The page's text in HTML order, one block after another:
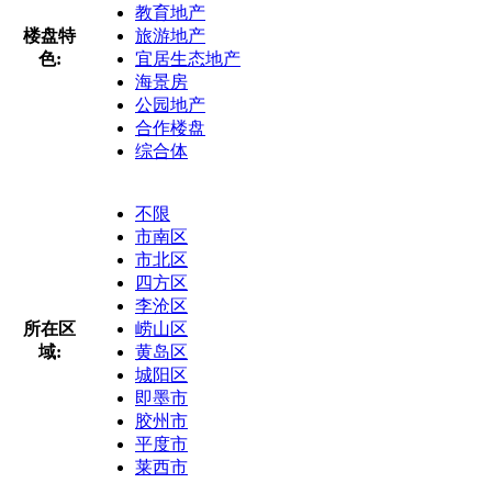
楼盘特
色:
教育地产
旅游地产
宜居生态地产
海景房
公园地产
合作楼盘
综合体
所在区
域:
不限
市南区
市北区
四方区
李沧区
崂山区
黄岛区
城阳区
即墨市
胶州市
平度市
莱西市